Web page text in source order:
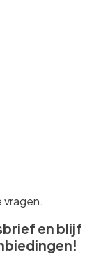
vragen.
en blijf